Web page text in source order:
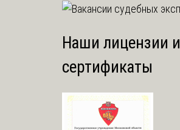
Наши лицензии и
сертификаты